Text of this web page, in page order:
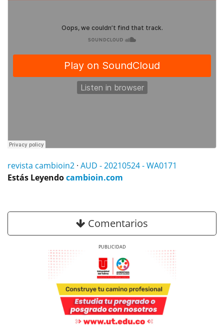
revista cambioin2 · AUD - 20210524 - WA0171
Estás Leyendocambioin.com
Comentarios